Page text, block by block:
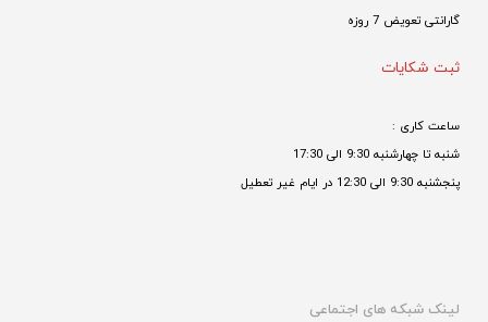
گارانتی تعویض 7 روزه
ثبت شکایات
ساعت کاری :
شنبه تا چهارشنبه 9:30 الی 17:30
پنجشنبه 9:30 الی 12:30 در ایام غیر تعطیل
لینک شبکه های اجتماعی